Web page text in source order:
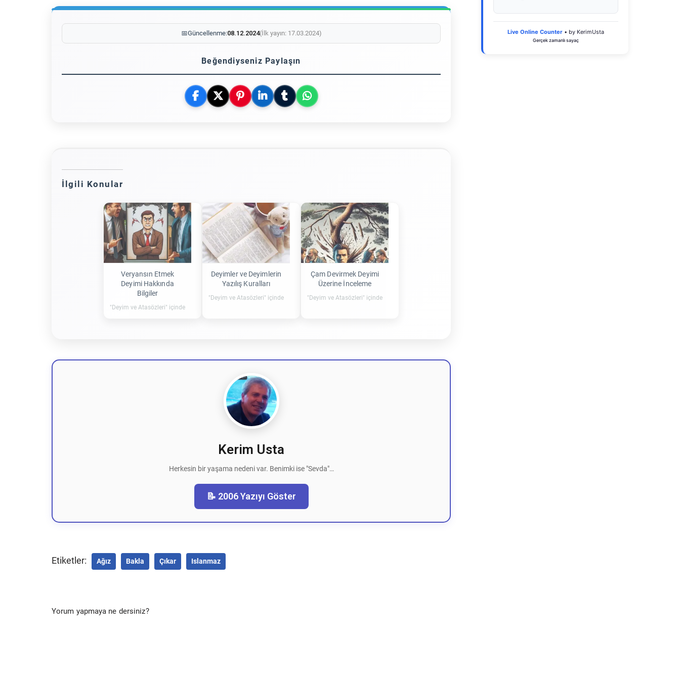
📅Güncellenme:08.12.2024(İlk yayın: 17.03.2024)
Beğendiyseniz Paylaşın
İlgili Konular
Veryansın Etmek
Deyimi Hakkında
Bilgiler
"Deyim ve Atasözleri" içinde
Deyimler ve Deyimlerin
Yazılış Kuralları
"Deyim ve Atasözleri" içinde
Çam Devirmek Deyimi
Üzerine İnceleme
"Deyim ve Atasözleri" içinde
Kerim Usta
Herkesin bir yaşama nedeni var. Benimki ise "Sevda"…
📝 2006 Yazıyı Göster
Etiketler: Ağız Bakla Çıkar Islanmaz
Yorum yapmaya ne dersiniz?
Live Online Counter • by KerimUsta
Gerçek zamanlı sayaç